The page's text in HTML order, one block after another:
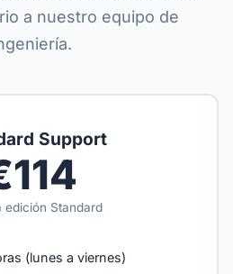
a nuestro equipo de
Support
edición Standard
(lunes a viernes)